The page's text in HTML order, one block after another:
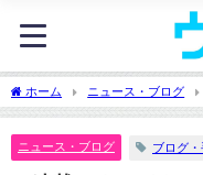
ホーム ニュース・ブログ
篇 パールシークレットとクワイ
ニュース・ブログ ブログ